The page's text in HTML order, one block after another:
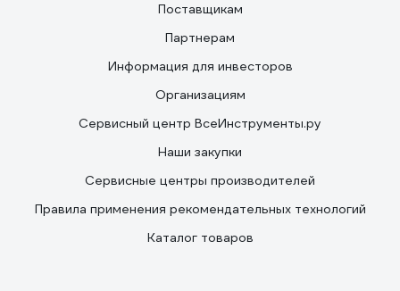
Поставщикам
Партнерам
Информация для инвесторов
Организациям
Сервисный центр ВсеИнструменты.ру
Наши закупки
Сервисные центры производителей
Правила применения рекомендательных технологий
Каталог товаров